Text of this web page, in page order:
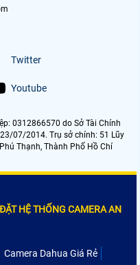
Twitter
Youtube
0312866570 do Sở Tài Chính
07/2014. Trụ sở chính: 51 Lũy
Thạnh, Thành Phố Hồ Chí
HỆ THỐNG CAMERA AN
Camera Dahua Giá Rẻ